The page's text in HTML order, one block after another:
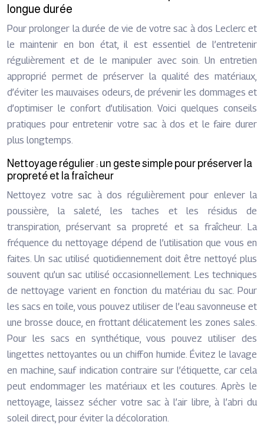
longue durée
Pour prolonger la durée de vie de votre sac à dos Leclerc et
le maintenir en bon état, il est essentiel de l’entretenir
régulièrement et de le manipuler avec soin. Un entretien
approprié permet de préserver la qualité des matériaux,
d’éviter les mauvaises odeurs, de prévenir les dommages et
d’optimiser le confort d’utilisation. Voici quelques conseils
pratiques pour entretenir votre sac à dos et le faire durer
plus longtemps.
Nettoyage régulier : un geste simple pour préserver la
propreté et la fraîcheur
Nettoyez votre sac à dos régulièrement pour enlever la
poussière, la saleté, les taches et les résidus de
transpiration, préservant sa propreté et sa fraîcheur. La
fréquence du nettoyage dépend de l’utilisation que vous en
faites. Un sac utilisé quotidiennement doit être nettoyé plus
souvent qu’un sac utilisé occasionnellement. Les techniques
de nettoyage varient en fonction du matériau du sac. Pour
les sacs en toile, vous pouvez utiliser de l’eau savonneuse et
une brosse douce, en frottant délicatement les zones sales.
Pour les sacs en synthétique, vous pouvez utiliser des
lingettes nettoyantes ou un chiffon humide. Évitez le lavage
en machine, sauf indication contraire sur l’étiquette, car cela
peut endommager les matériaux et les coutures. Après le
nettoyage, laissez sécher votre sac à l’air libre, à l’abri du
soleil direct, pour éviter la décoloration.